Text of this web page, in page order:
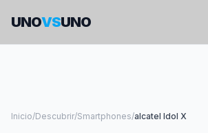
UNOVSUNO
Inicio/Descubrir/Smartphones/alcatel Idol X